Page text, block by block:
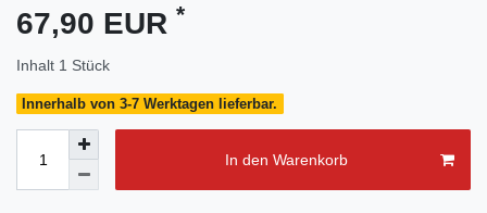
67,90 EUR *
Inhalt 1 Stück
Innerhalb von 3-7 Werktagen lieferbar.
In den Warenkorb